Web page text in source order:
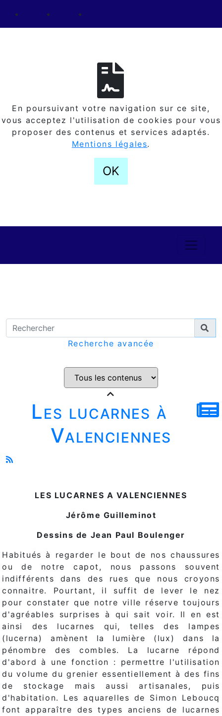
En poursuivant votre navigation sur ce site,
vous acceptez l'utilisation de cookies pour vous
proposer des contenus et services adaptés.
Mentions légales.
OK
Recherche avancée
Les lucarnes à
Valenciennes
LES LUCARNES A VALENCIENNES
Jérôme Guilleminot
Dessins de Jean Paul Boulenger
Habitués à regarder le bout de nos chaussures
ou de notre capot, nous passons souvent
indifférents dans des rues que nous croyons
connaitre. Pourtant, il suffit de lever le nez
pour constater que notre ville réserve toujours
d'agréables surprises à qui sait voir. Il en est
ainsi des lucarnes qui, telles des lampes
(lucerna) amènent la lumière (lux) dans la
pénombre des combles. La lucarne répond
d'abord à une fonction : permettre l'utilisation
du volume du grenier essentiellement à des fins
de stockage mais aussi artisanales, puis
d'habitation. Les aquarelles de Simon Leboucq
font apparaître des types anciens de lucarnes